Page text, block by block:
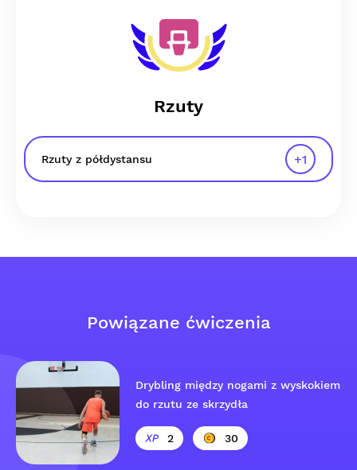
Rzuty
Rzuty z półdystansu +1
Powiązane ćwiczenia
Drybling między nogami z wyskokiem
do rzutu ze skrzydła
2 30